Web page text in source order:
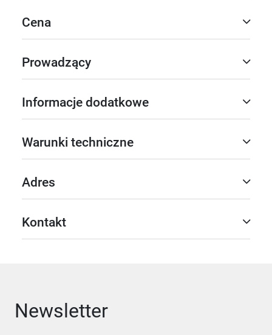
Cena
Prowadzący
Informacje dodatkowe
Warunki techniczne
Adres
Kontakt
Newsletter